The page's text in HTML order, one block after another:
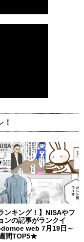
ンキング！】NISAやフ
ンの記事がランクイ
web 7月19日～
間TOP5★